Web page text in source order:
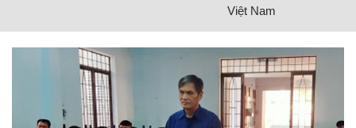
Việt Nam